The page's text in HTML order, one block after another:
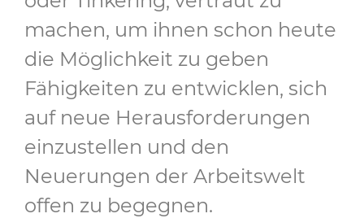
machen, um ihnen schon heute
die Möglichkeit zu geben
Fähigkeiten zu entwicklen, sich
auf neue Herausforderungen
einzustellen und den
Neuerungen der Arbeitswelt
offen zu begegnen.